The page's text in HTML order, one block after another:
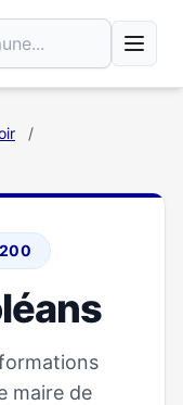
/
maire de